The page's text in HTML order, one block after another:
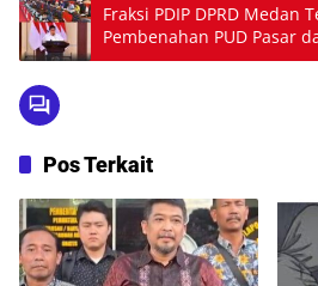
Fraksi PDIP DPRD Medan
Pembenahan PUD Pasar
Pirngadi di Rapat
Pos Terkait